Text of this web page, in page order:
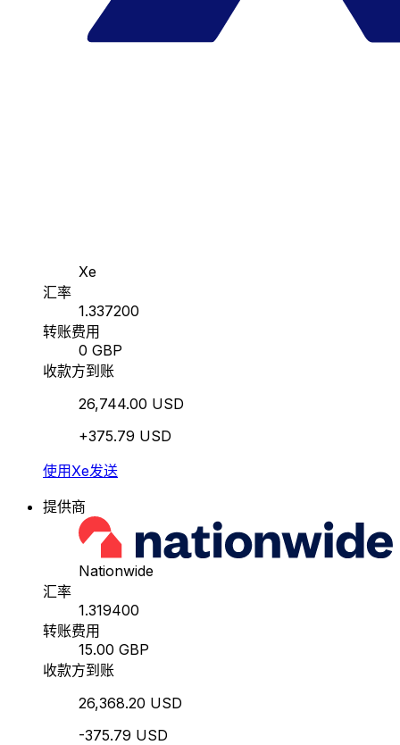
Xe
汇率
1.337200
转账费用
0 GBP
收款方到账
26,744.00 USD
+375.79 USD
使用Xe发送
提供商
Nationwide
汇率
1.319400
转账费用
15.00 GBP
收款方到账
26,368.20 USD
-375.79 USD